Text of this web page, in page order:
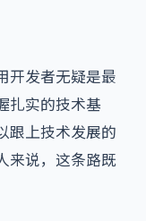
开发者无疑是最
扎实的技术基
跟上技术发展的
来说，这条路既